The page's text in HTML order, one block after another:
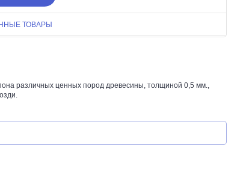
ТОВАРЫ
различных ценных пород древесины, толщиной 0,5 мм.,